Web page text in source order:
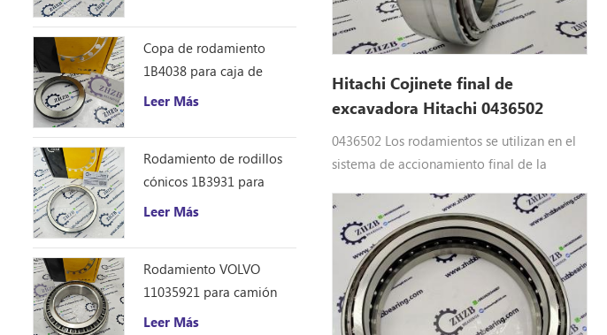
Hitachi Cojinete final de
excavadora Hitachi 0436502
0436502 Los rodamientos se utilizan en el
sistema de accionamiento final de la
Rodamientos de bolas de contacto angular
de doble fila 0436502 BRR. Hitachi Partes
EX20UR, EX22, EX22-2, EX25, EX25-2, EX30,
EX30-2, EX30U, EX30UR, EX30UR-2,
EX30UR-2C, EX30UR-3, EX33MU, EX33U,
EX35-2, EX35U, EX35UDA, EX40UR-3, ZX27-
ZHZB acero
Copa de rodamiento
1B4038 para caja de
engranajes del
de la motoniveladora
Leer Más
Rodamiento de rodillos
cónicos 1B3931 para
motoniveladora
140B repuestos
Leer Más
Rodamiento VOLVO
11035921 para camión
volquete articulado
Leer Más